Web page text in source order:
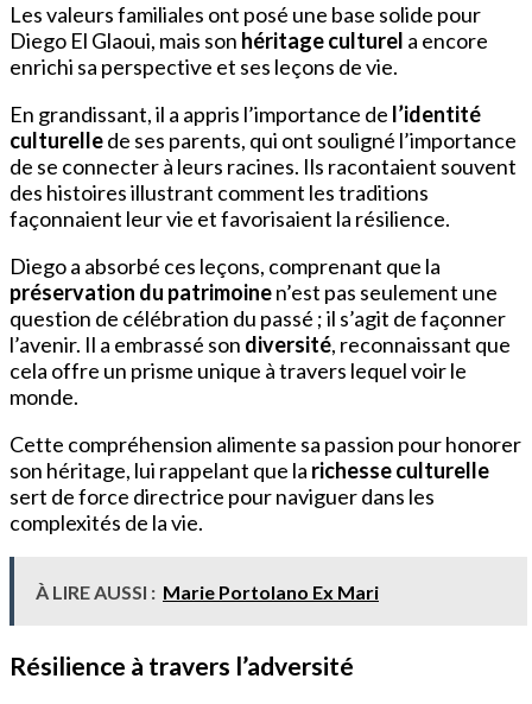
Les valeurs familiales ont posé une base solide pour
Diego El Glaoui, mais son héritage culturel a encore
enrichi sa perspective et ses leçons de vie.
En grandissant, il a appris l’importance de l’identité
culturellede ses parents, qui ont souligné l’importance
de se connecter à leurs racines. Ils racontaient souvent
des histoires illustrant comment les traditions
façonnaient leur vie et favorisaient la résilience.
Diego a absorbé ces leçons, comprenant que la
préservation du patrimoinen’est pas seulement une
question de célébration du passé ; il s’agit de façonner
l’avenir. Il a embrassé son diversité, reconnaissant que
cela offre un prisme unique à travers lequel voir le
monde.
Cette compréhension alimente sa passion pour honorer
son héritage, lui rappelant que la richesse culturelle
sert de force directrice pour naviguer dans les
complexités de la vie.
À LIRE AUSSI : Marie Portolano Ex Mari
Résilience à travers l’adversité